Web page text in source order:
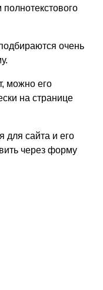
очень
можно его
на странице
сайта и его
через форму